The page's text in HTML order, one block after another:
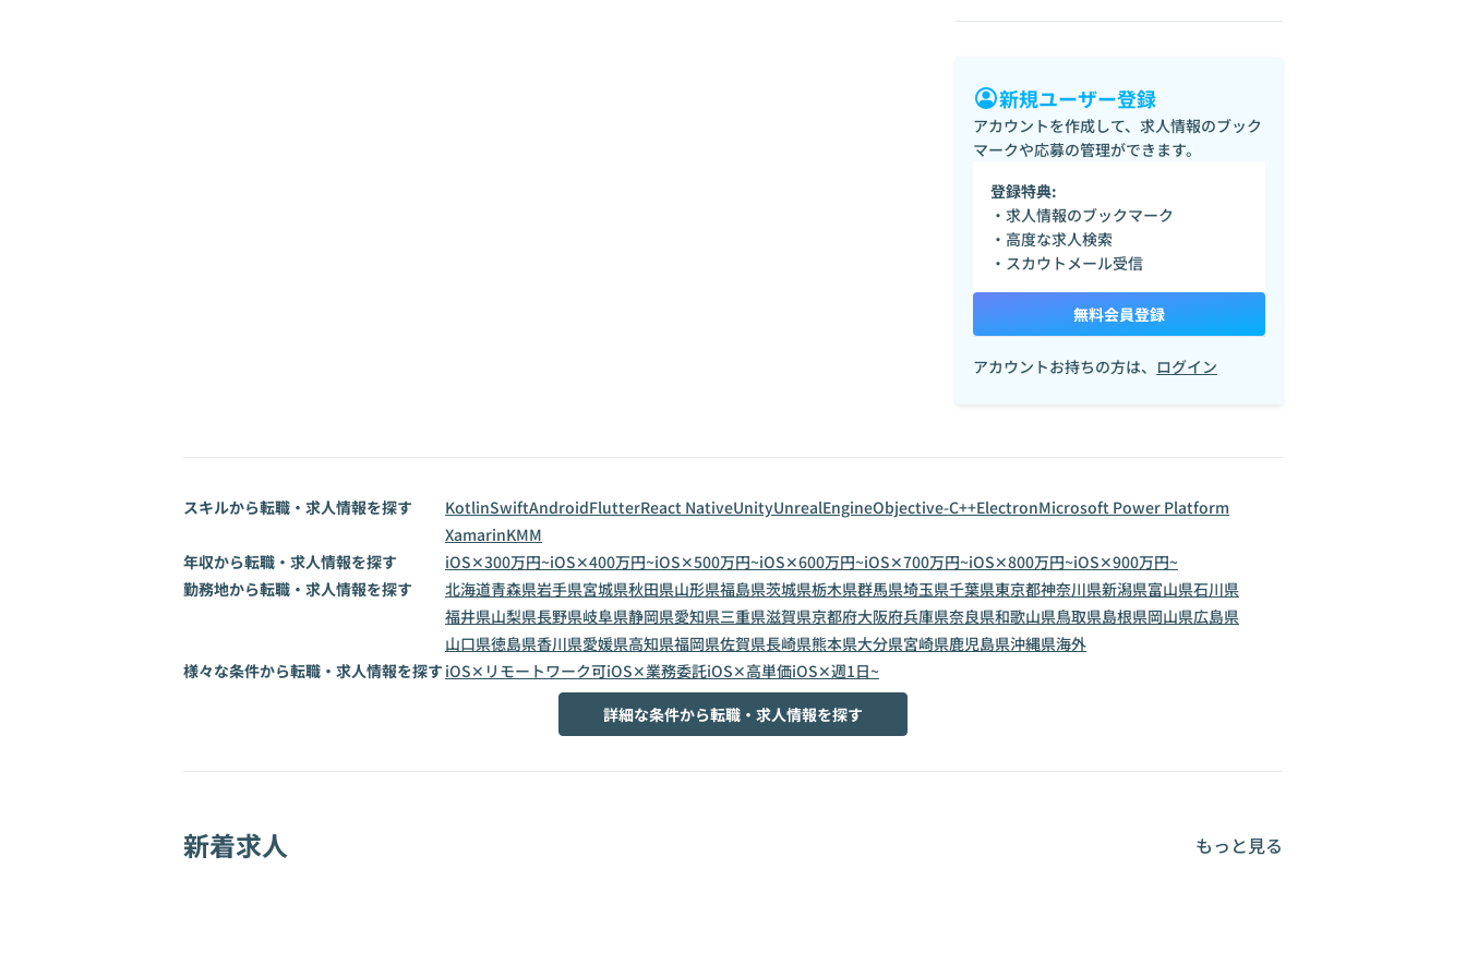
新規ユーザー登録
アカウントを作成して、求人情報のブック
マークや応募の管理ができます。
登録特典:
・求人情報のブックマーク
・高度な求人検索
・スカウトメール受信
無料会員登録
アカウントお持ちの方は、 ログイン
スキルから転職・求人情報を探す KotlinSwiftAndroidFlutterReact NativeUnityUnrealEngineObjective-C++ElectronMicrosoft Power Platform
XamarinKMM
年収から転職・求人情報を探す
iOS✕300万円~iOS✕400万円~iOS✕500万円~iOS✕600万円~iOS✕700万円~iOS✕800万円~iOS✕900万円~
勤務地から転職・求人情報を探す
北海道青森県岩手県宮城県秋田県山形県福島県茨城県栃木県群馬県埼玉県千葉県東京都神奈川県新潟県富山県石川県
福井県山梨県長野県岐阜県静岡県愛知県三重県滋賀県京都府大阪府兵庫県奈良県和歌山県鳥取県島根県岡山県広島県
山口県徳島県香川県愛媛県高知県福岡県佐賀県長崎県熊本県大分県宮崎県鹿児島県沖縄県海外
様々な条件から転職・求人情報を探す iOS✕リモートワーク可iOS✕業務委託iOS✕高単価iOS✕週1日~
詳細な条件から転職・求人情報を探す
新着求人 もっと見る